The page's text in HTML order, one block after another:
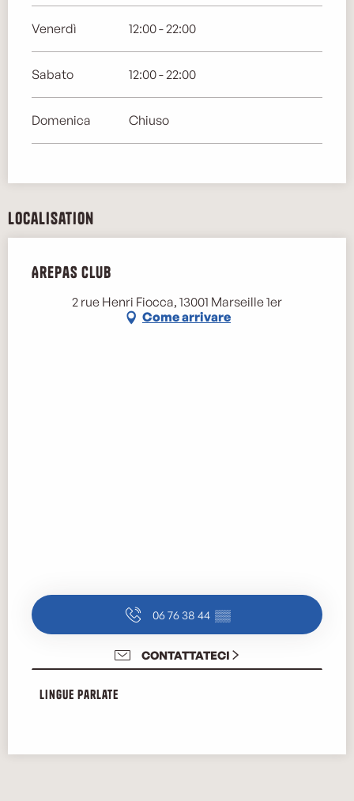
Venerdì 12:00 - 22:00
Sabato 12:00 - 22:00
Domenica Chiuso
Localisation
Arepas Club
2 rue Henri Fiocca, 13001 Marseille 1er
Come arrivare
06 76 38 44 ▒▒
CONTATTATECI
Lingue parlate
Lingue parlate